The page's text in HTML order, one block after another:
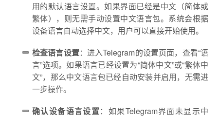
用的默认语言设置。如果界面已经是中文（简体或
繁体），则无需手动设置中文语言包。系统会根据
设备语言自动选择中文，用户可以直接开始使用。
检查语言设置：进入Telegram的设置页面，查看“语
言”选项。如果语言已经设置为“简体中文”或“繁体中
文”，那么中文语言包已经自动安装并启用，无需进
一步操作。
确认设备语言设置：如果Telegram界面未显示中